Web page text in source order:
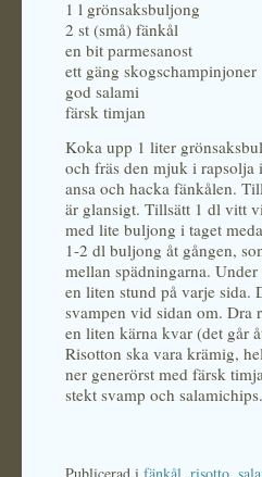
1 l grönsaksbuljong
2 st (små) fänkål
en bit parmesanost
ett gäng skogschampinjoner
god salami
färsk timjan
Koka upp 1 liter
och fräs den mjuk i
ansa och hacka fänkålen.
är glansigt. Tillsätt 1 dl vitt
med lite buljong i taget
1-2 dl buljong åt gången,
mellan spädningarna.
en liten stund på varje sida.
svampen vid sidan om. Dra
en liten kärna kvar (det går
Risotton ska vara krämig,
ner generörst med färsk
stekt svamp och salamichips.